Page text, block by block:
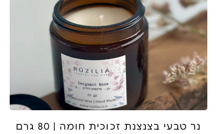
נר טבעי בצנצנת זכוכית חומה | 80 גרם